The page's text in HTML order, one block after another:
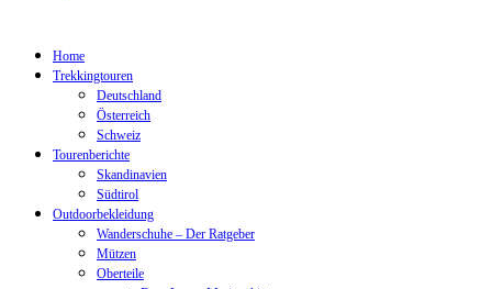
Home
Trekkingtouren
Deutschland
Österreich
Schweiz
Tourenberichte
Skandinavien
Südtirol
Outdoorbekleidung
Wanderschuhe – Der Ratgeber
Mützen
Oberteile